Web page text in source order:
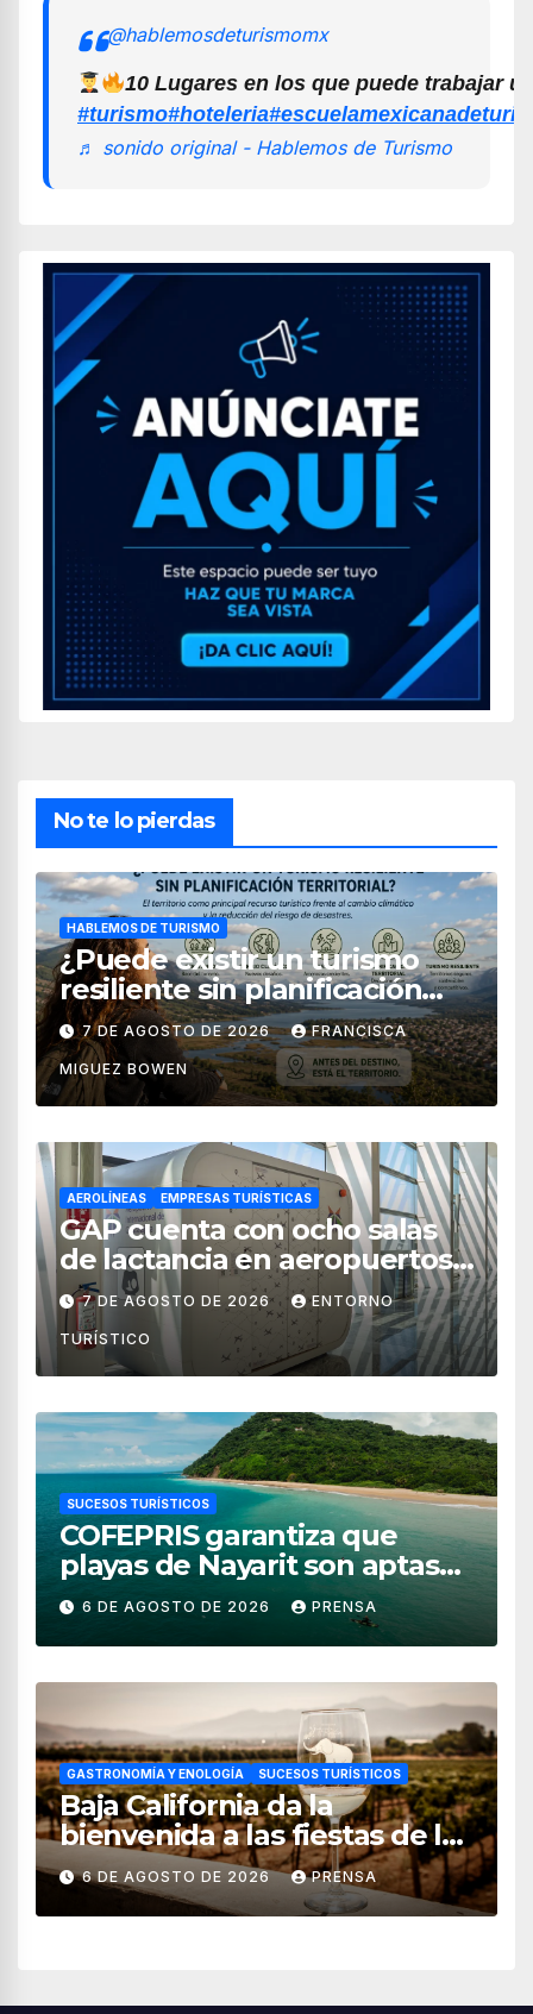
@hablemosdeturismomx
10 Lugares en los que puede trabajar
#turismo#hoteleria
♬ sonido original - Hablemos de Turismo
No te lo pierdas
HABLEMOS DE TURISMO
¿Puede existir un turismo
resiliente sin planificación
territorial?
7 DE AGOSTO DE 2026 FRANCISCA
MIGUEZ BOWEN
AEROLÍNEAS EMPRESAS TURÍSTICAS
GAP cuenta con ocho salas
de lactancia en aeropuertos
de México
7 DE AGOSTO DE 2026 ENTORNO
TURÍSTICO
SUCESOS TURÍSTICOS
COFEPRIS garantiza que
playas de Nayarit son aptas
para uso recreativo
6 DE AGOSTO DE 2026 PRENSA
GASTRONOMÍA Y ENOLOGÍA SUCESOS TURÍSTICOS
Baja California da la
bienvenida a las fiestas de la
vendimia 2026
6 DE AGOSTO DE 2026 PRENSA